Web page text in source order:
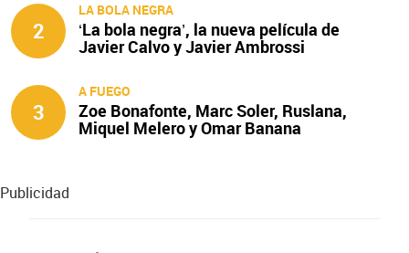
2
LA BOLA NEGRA
‘La bola negra’, la nueva película de
Javier Calvo y Javier Ambrossi
3
A FUEGO
Zoe Bonafonte, Marc Soler, Ruslana,
Miquel Melero y Omar Banana
protagonizan ‘A fuego’
Publicidad